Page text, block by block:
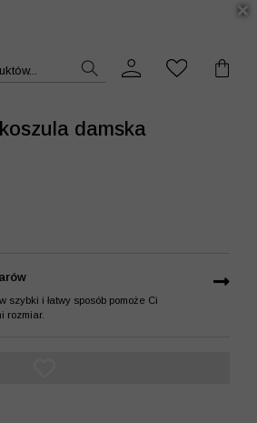
damska
szybki i łatwy sposób pomoże Ci
rozmiar.